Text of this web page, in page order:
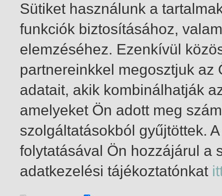
1-1 / insgesamt 1 Treffer
Sütiket használunk a
funkciók biztosításához,
elemzéséhez. Ezenkívül
partnereinkkel megosztjuk
adatait, akik kombinálhatják
amelyeket Ön adott meg
szolgáltatásokból gyűjtöttek.
folytatásával Ön hozzájárul a
adatkezelési tájékoztatónkat